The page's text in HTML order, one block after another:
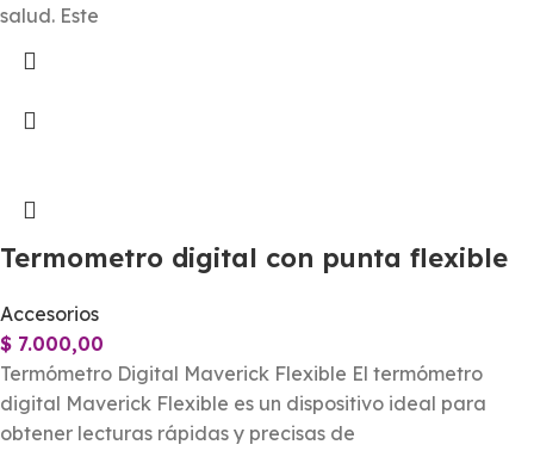
salud. Este
Termometro digital con punta flexible
Accesorios
$ 7.000,00
Termómetro Digital Maverick Flexible El termómetro
digital Maverick Flexible es un dispositivo ideal para
obtener lecturas rápidas y precisas de